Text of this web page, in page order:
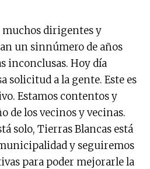
muchos dirigentes y
un sinnúmero de años
inconclusas. Hoy día
solicitud a la gente. Este es
Estamos contentos y
de los vecinos y vecinas.
solo, Tierras Blancas está
y seguiremos
para poder mejorarle la